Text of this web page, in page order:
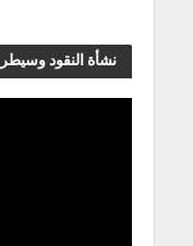
نشأة النقود